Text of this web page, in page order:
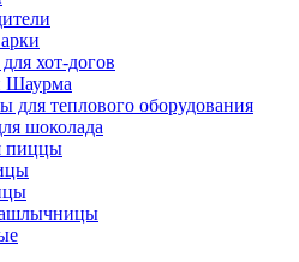
хот-догов
Шаурма
для теплового оборудования
шоколада
пиццы